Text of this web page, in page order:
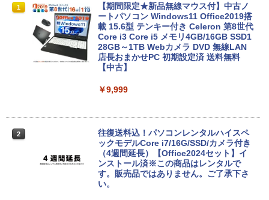
1
【期間限定★新品無線マウス付】中古ノ
ートパソコン Windows11 Office2019搭
載 15.6型 テンキー付き Celeron 第8世代
Core i3 Core i5 メモリ4GB/16GB SSD1
28GB～1TB Webカメラ DVD 無線LAN
店長おまかせPC 初期設定済 送料無料
【中古】
￥9,999
2
往復送料込！パソコンレンタルハイスペ
ックモデルCore i7/16G/SSD/カメラ付き
（4週間延長）【Office2024セット】イ
ンストール済※この商品はレンタルで
す。販売品ではありません。ご了承下さ
い。